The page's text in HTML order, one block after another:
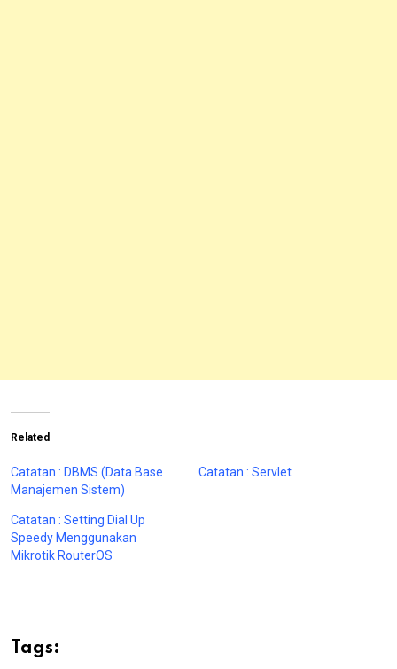
Related
Catatan : DBMS (Data Base
Manajemen Sistem)
Catatan : Servlet
Catatan : Setting Dial Up
Speedy Menggunakan
Mikrotik RouterOS
Tags: